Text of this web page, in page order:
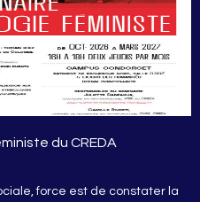
du CREDA
force est de constater la